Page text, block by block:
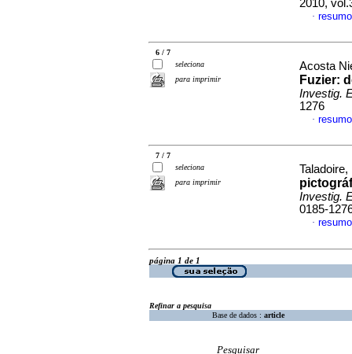
2010,
·
6 / 7
seleciona
para imprimir
Acosta
Fuzier:
Investig.
1276
·
7 / 7
seleciona
para imprimir
Investig.
0185-
·
página 1 de 1
Refinar a pesquisa
Base de dados : article
Pesquisar